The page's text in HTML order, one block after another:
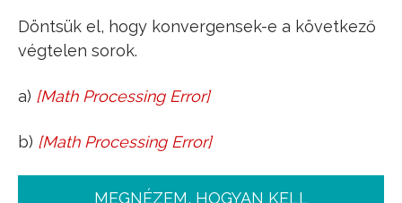
Döntsük el, hogy konvergensek-e a következő
végtelen sorok.
a) [Math Processing Error]
∑n=1∞lnnn
b) [Math Processing Error]
∑n=1 ∞n3+nn4−n3+n3
MEGNÉZEM, HOGYAN KELL